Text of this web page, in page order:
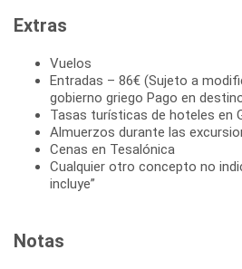
Extras
Vuelos
Entradas – 86€ (Sujeto a
gobierno griego Pago en
Tasas turísticas de hoteles en
Almuerzos durante las
Cenas en Tesalónica
Cualquier otro concepto no
incluye”
Notas